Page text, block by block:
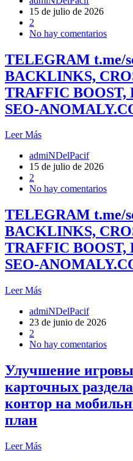
15 de julio de 2026
2
No hay comentarios
TELEGRAM t.me/
BACKLINKS,
TRAFFIC
SEO-
Leer Más
admiNDelPacif
15 de julio de 2026
2
No hay comentarios
TELEGRAM t.me/
BACKLINKS,
TRAFFIC BOOST,
SEO-
Leer Más
admiNDelPacif
23 de junio de 2026
2
No hay comentarios
Улучшение
карточных
контор на
план
Leer Más